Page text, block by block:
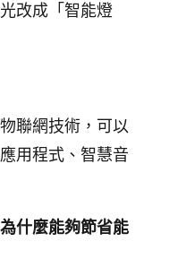
改成「智能燈
聯網技術，可以
用程式、智慧音
什麼能夠節省能